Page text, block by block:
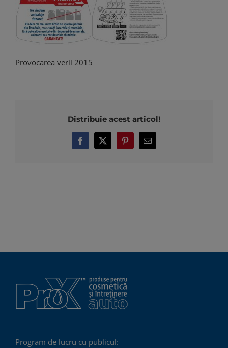
Provocarea verii 2015
Distribuie acest articol!
Facebook
X Pinterest
E-
mail:
Program de lucru cu publicul: